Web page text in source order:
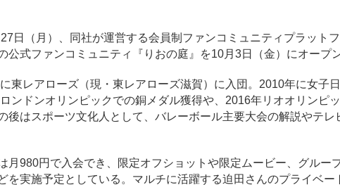
日（月）、同社が運営する会員制ファンコミュニティプラット
公式ファンコミュニティ『りおの庭』を10月3日（金）にオープ
東レアローズ（現・東レアローズ滋賀）に入団。2010年に女子
ンドンオリンピックでの銅メダル獲得や、2016年リオオリンピ
後はスポーツ文化人として、バレーボール主要大会の解説やテ
980円で入会でき、限定オフショットや限定ムービー、グルー
を実施予定としている。マルチに活躍する迫田さんのプライベ